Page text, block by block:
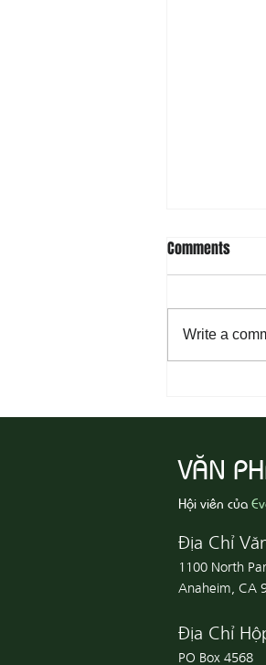
Ác
Comments
Write a
VĂN
Hội viên của
Địa Chỉ
1100 North
Anaheim, CA
Địa Chỉ
PO Box 4568